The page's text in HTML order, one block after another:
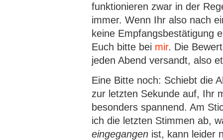
funktionieren zwar in der
immer. Wenn Ihr also nach
keine Empfangsbestätigung
Euch bitte bei mir. Die
jeden Abend versandt, also
Eine Bitte noch: Schiebt die
zur letzten Sekunde auf, Ihr
besonders spannend. Am
ich die letzten Stimmen ab,
eingegangen ist, kann leider